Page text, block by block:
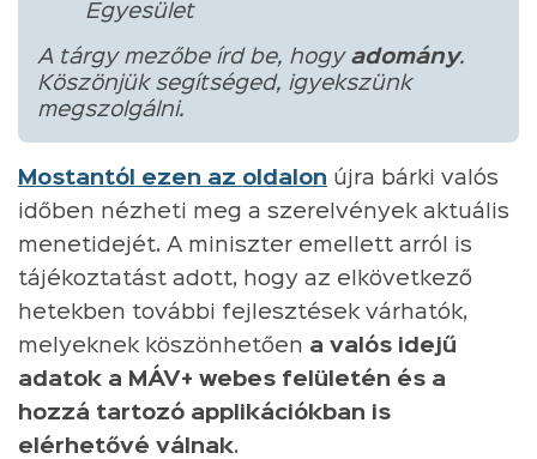
Egyesület
A tárgy mezőbe írd be, hogy adomány.
Köszönjük segítséged, igyekszünk
megszolgálni.
Mostantól ezen az oldalon újra bárki valós
időben nézheti meg a szerelvények aktuális
menetidejét. A miniszter emellett arról is
tájékoztatást adott, hogy az elkövetkező
hetekben további fejlesztések várhatók,
melyeknek köszönhetően a valós idejű
adatok a MÁV+ webes felületén és a
hozzá tartozó applikációkban is
elérhetővé válnak.